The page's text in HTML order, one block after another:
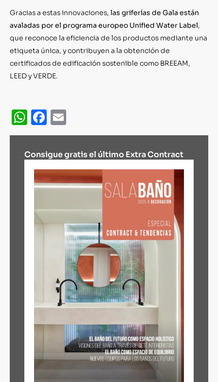
Gracias a estas innovaciones, las griferías de Gala están
avaladas por el programa europeo Unified Water Label,
que reconoce la eficiencia de los productos mediante una
etiqueta única, y contribuyen a la obtención de
certificados de edificación sostenible como BREEAM,
LEED y VERDE.
WhatsApp
Facebook
Consigue gratis el último Extra Contract